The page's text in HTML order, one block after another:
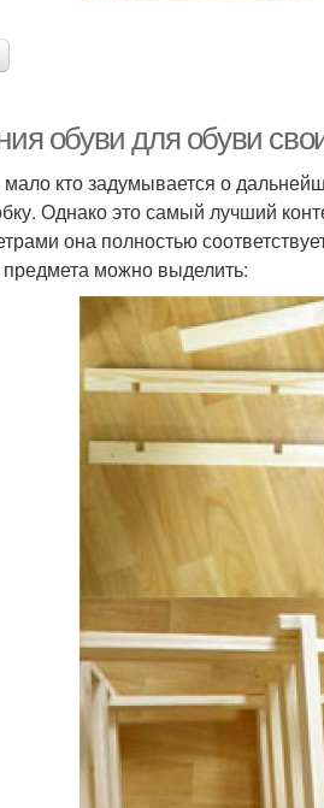
обуви для обуви
кто задумывается о
Однако это самый лучший
она полностью
можно выделить: